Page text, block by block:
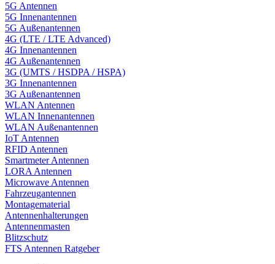
5G Antennen
5G Innenantennen
5G Außenantennen
4G (LTE / LTE Advanced)
4G Innenantennen
4G Außenantennen
3G (UMTS / HSDPA / HSPA)
3G Innenantennen
3G Außenantennen
WLAN Antennen
WLAN Innenantennen
WLAN Außenantennen
IoT Antennen
RFID Antennen
Smartmeter Antennen
LORA Antennen
Microwave Antennen
Fahrzeugantennen
Montagematerial
Antennenhalterungen
Antennenmasten
Blitzschutz
FTS Antennen Ratgeber